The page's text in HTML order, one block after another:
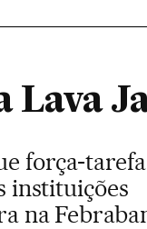
Lava
força-
instituições
na